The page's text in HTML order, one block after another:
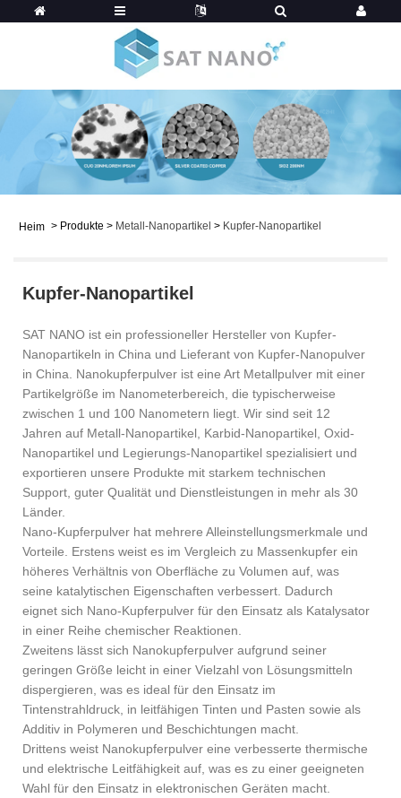
Heim > Produkte > Metall-Nanopartikel > Kupfer-Nanopartikel
Kupfer-Nanopartikel
SAT NANO ist ein professioneller Hersteller von Kupfer-
Nanopartikeln in China und Lieferant von Kupfer-Nanopulver
in China. Nanokupferpulver ist eine Art Metallpulver mit einer
Partikelgröße im Nanometerbereich, die typischerweise
zwischen 1 und 100 Nanometern liegt. Wir sind seit 12
Jahren auf Metall-Nanopartikel, Karbid-Nanopartikel, Oxid-
Nanopartikel und Legierungs-Nanopartikel spezialisiert und
exportieren unsere Produkte mit starkem technischen
Support, guter Qualität und Dienstleistungen in mehr als 30
Länder.
Nano-Kupferpulver hat mehrere Alleinstellungsmerkmale und
Vorteile. Erstens weist es im Vergleich zu Massenkupfer ein
höheres Verhältnis von Oberfläche zu Volumen auf, was
seine katalytischen Eigenschaften verbessert. Dadurch
eignet sich Nano-Kupferpulver für den Einsatz als Katalysator
in einer Reihe chemischer Reaktionen.
Zweitens lässt sich Nanokupferpulver aufgrund seiner
geringen Größe leicht in einer Vielzahl von Lösungsmitteln
dispergieren, was es ideal für den Einsatz im
Tintenstrahldruck, in leitfähigen Tinten und Pasten sowie als
Additiv in Polymeren und Beschichtungen macht.
Drittens weist Nanokupferpulver eine verbesserte thermische
und elektrische Leitfähigkeit auf, was es zu einer geeigneten
Wahl für den Einsatz in elektronischen Geräten macht.